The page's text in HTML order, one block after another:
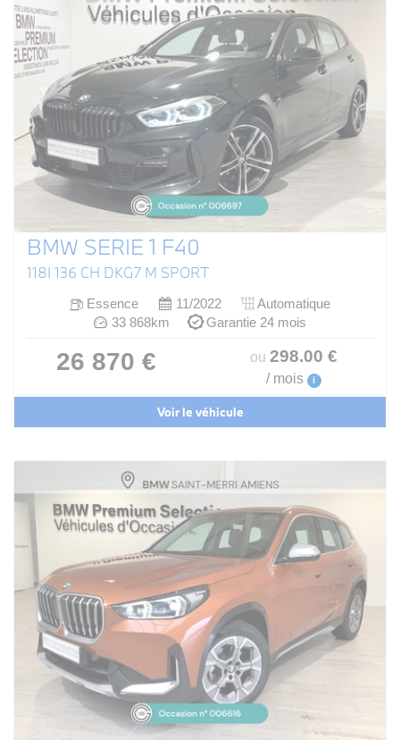
BMW SERIE 1 F40
118I 136 CH DKG7 M SPORT
Essence 11/2022
Automatique
33 868km
Garantie 24 mois
26 870 € ou 298.00 €
/ mois i
Voir le véhicule